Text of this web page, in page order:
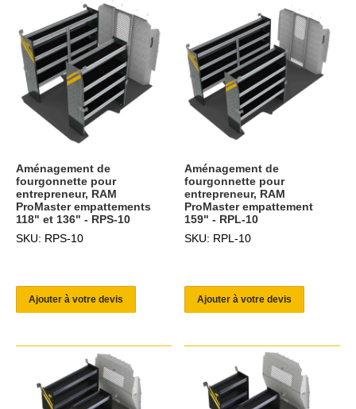
Aménagement de
fourgonnette pour
entrepreneur, RAM
ProMaster empattements
118" et 136" - RPS-10
SKU: RPS-10
Ajouter à votre devis
Aménagement de
fourgonnette pour
entrepreneur, RAM
ProMaster empattement
159" - RPL-10
SKU: RPL-10
Ajouter à votre devis